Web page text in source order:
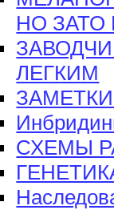
НО
ЛЕГКИМ
СХЕМЫ